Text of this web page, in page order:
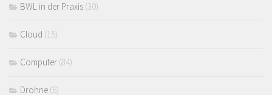
BWL in der Praxis (30)
Cloud (15)
Computer (84)
Drohne (6)